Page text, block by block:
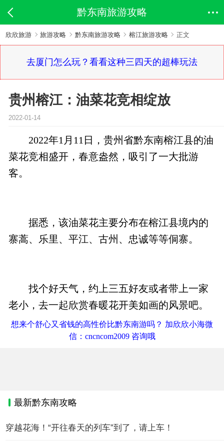
黔东南旅游攻略
欣欣旅游 旅游攻略 黔东南旅游攻略 榕江旅游攻略 正文
去厦门怎么玩？看看这种三四天的超棒玩法
贵州榕江：油菜花竞相绽放
2022-01-14
2022年1月11日，贵州省黔东南榕江县的油
菜花竞相盛开，春意盎然，吸引了一大批游
客。
据悉，该油菜花主要分布在榕江县境内的
寨蒿、乐里、平江、古州、忠诚等等侗寨。
找个好天气，约上三五好友或者带上一家
老小，去一起欣赏春暖花开美如画的风景吧。
想来个舒心又省钱的高性价比黔东南游吗？ 加欣欣小海微
信：cncncom2009 咨询哦
最新黔东南攻略
穿越花海！“开往春天的列车”到了，请上车！